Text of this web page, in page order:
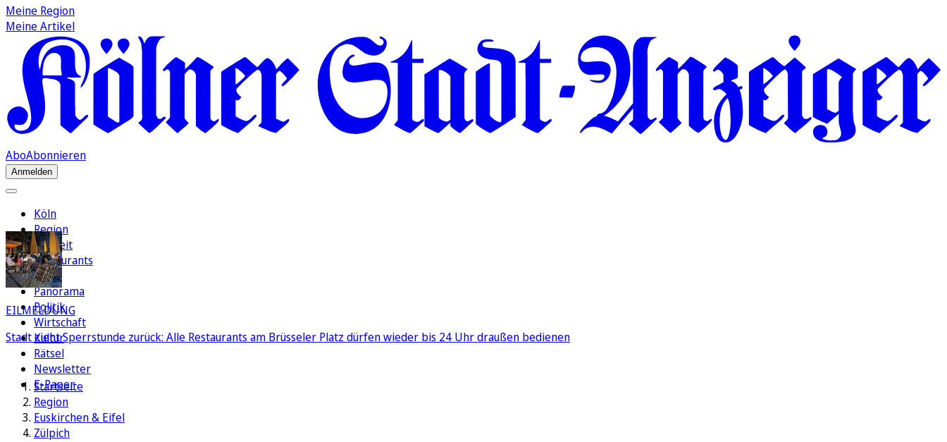
Meine Region
Meine Artikel
AboAbonnieren
Anmelden
Köln
Region
Freizeit
Restaurants
FC
Panorama
Politik
Wirtschaft
Kultur
Rätsel
Newsletter
E-Paper
EILMELDUNG
Stadt zieht Sperrstunde zurück: Alle Restaurants am Brüsseler Platz dürfen wieder bis 24 Uhr draußen bedienen
Startseite
Region
Euskirchen & Eifel
Zülpich